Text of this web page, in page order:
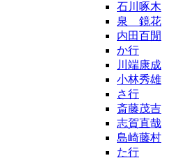
石川啄木
泉 鏡花
内田百閒
か行
川端康成
小林秀雄
さ行
斎藤茂吉
志賀直哉
島崎藤村
た行